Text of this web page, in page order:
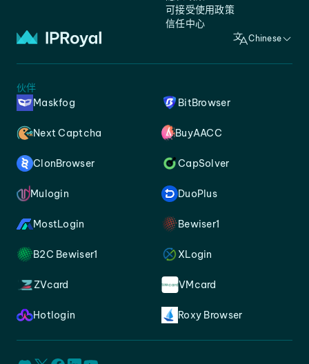
可接受使用政策
信任中心
Chinese
伙伴
Maskfog
BitBrowser
Next Captcha BuyAACC
ClonBrowser CapSolver
Mulogin DuoPlus
MostLogin Bewiser1
B2C Bewiser1 XLogin
ZVcard VMcard
Hotlogin Roxy Browser